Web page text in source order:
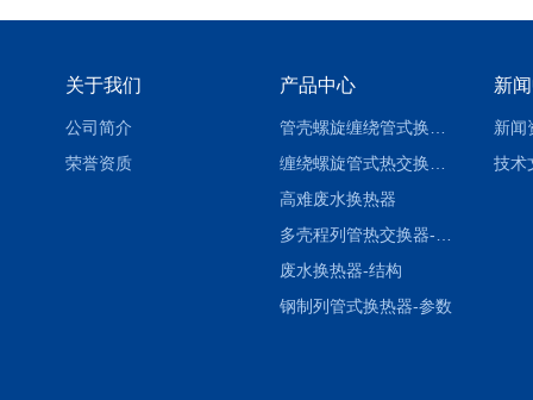
关于我们
公司简介
荣誉资质
产品中心
高难废水换热器
废水换热器-结构
钢制列管式换热器-参数
新
新闻
技术